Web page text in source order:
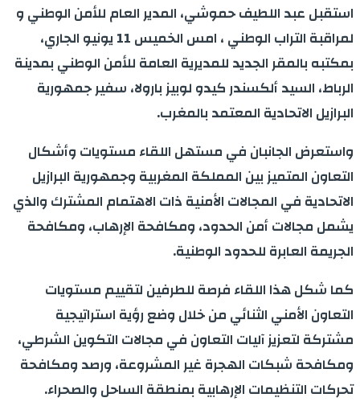
استقبل عبد اللطيف حموشي، المدير العام للأمن الوطني و
لمراقبة التراب الوطني ، امس الخميس 11 يونيو الجاري،
بمكتبه بالمقر الجديد للمديرية العامة للأمن الوطني بمدينة
الرباط، السيد ألكسندر كيدو لوبيز بارولا، سفير جمهورية
البرازيل الاتحادية المعتمد بالمغرب.
واستعرض الجانبان في مستهل اللقاء مستويات وأشكال
التعاون المتميز بين المملكة المغربية وجمهورية البرازيل
الاتحادية في المجالات الأمنية ذات الاهتمام المشترك والذي
يشمل مجالات أمن الحدود، ومكافحة الإرهاب، ومكافحة
الجريمة العابرة للحدود الوطنية.
كما شكل هذا اللقاء فرصة للطرفين لتقييم مستويات
التعاون الأمني الثنائي من خلال وضع رؤية استراتيجية
مشتركة لتعزيز آليات التعاون في مجالات التكوين الشرطي،
ومكافحة شبكات الهجرة غير المشروعة، ورصد ومكافحة
تحركات التنظيمات الإرهابية بمنطقة الساحل والصحراء.